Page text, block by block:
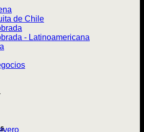
de Chile
- Latinoamericana